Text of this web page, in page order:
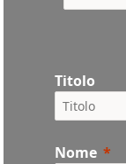
Titolo
Nome